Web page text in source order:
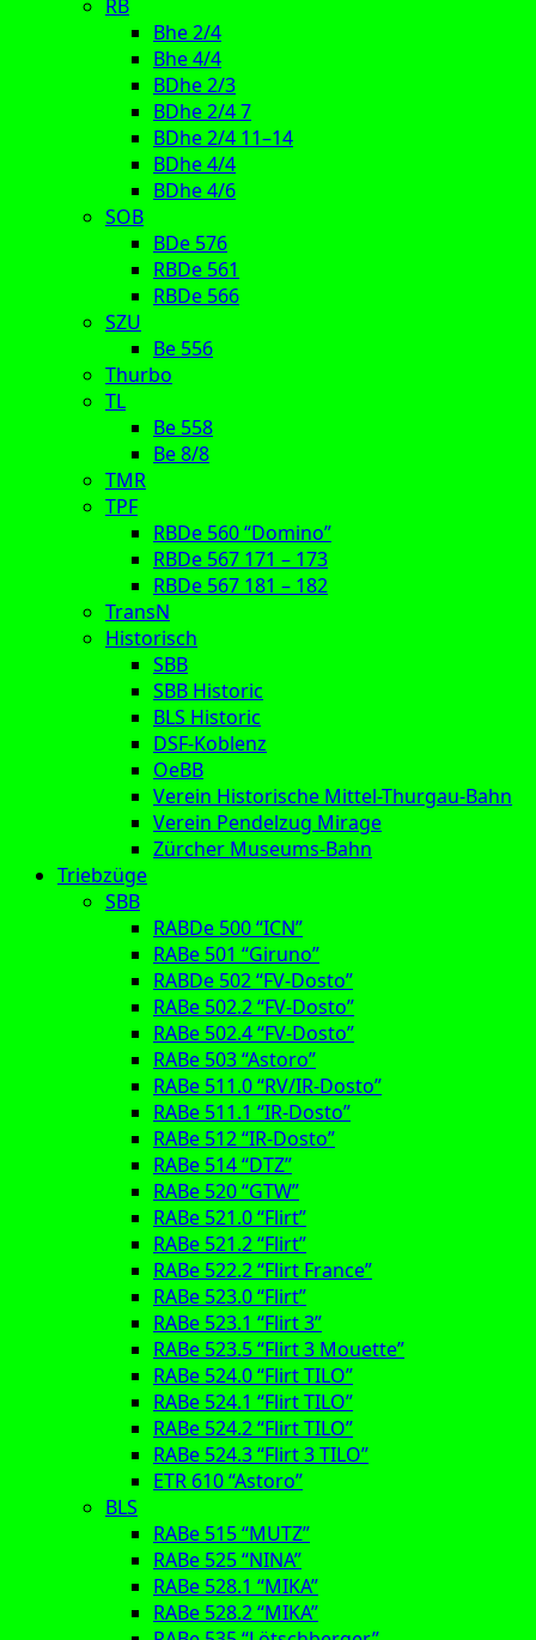
RB
Bhe 2/4
Bhe 4/4
BDhe 2/3
BDhe 2/4 7
BDhe 2/4 11–14
BDhe 4/4
BDhe 4/6
SOB
BDe 576
RBDe 561
RBDe 566
SZU
Be 556
Thurbo
TL
Be 558
Be 8/8
TMR
TPF
RBDe 560 “Domino”
RBDe 567 171 – 173
RBDe 567 181 – 182
TransN
Historisch
SBB
SBB Historic
BLS Historic
DSF-Koblenz
OeBB
Verein Historische Mittel-Thurgau-Bahn
Verein Pendelzug Mirage
Zürcher Museums-Bahn
Triebzüge
SBB
RABDe 500 “ICN”
RABe 501 “Giruno”
RABDe 502 “FV-Dosto”
RABe 502.2 “FV-Dosto”
RABe 502.4 “FV-Dosto”
RABe 503 “Astoro”
RABe 511.0 “RV/IR-Dosto”
RABe 511.1 “IR-Dosto”
RABe 512 “IR-Dosto”
RABe 514 “DTZ”
RABe 520 “GTW”
RABe 521.0 “Flirt”
RABe 521.2 “Flirt”
RABe 522.2 “Flirt France”
RABe 523.0 “Flirt”
RABe 523.1 “Flirt 3”
RABe 523.5 “Flirt 3 Mouette”
RABe 524.0 “Flirt TILO”
RABe 524.1 “Flirt TILO”
RABe 524.2 “Flirt TILO”
RABe 524.3 “Flirt 3 TILO”
ETR 610 “Astoro”
BLS
RABe 515 “MUTZ”
RABe 525 “NINA”
RABe 528.1 “MIKA”
RABe 528.2 “MIKA”